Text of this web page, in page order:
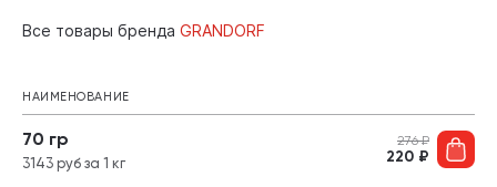
Все товары бренда GRANDORF
НАИМЕНОВАНИЕ
70 гр
3143 руб за 1 кг
276₽
220 ₽